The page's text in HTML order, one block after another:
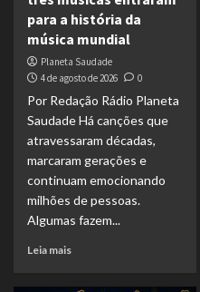
para a história da
música mundial
Planeta Saudade
4 de agosto de 2026
0
Por Redação Rádio Planeta
Saudade Há canções que
atravessaram décadas,
marcaram gerações e
continuam emocionando
milhões de pessoas.
Algumas fazem...
Leia mais